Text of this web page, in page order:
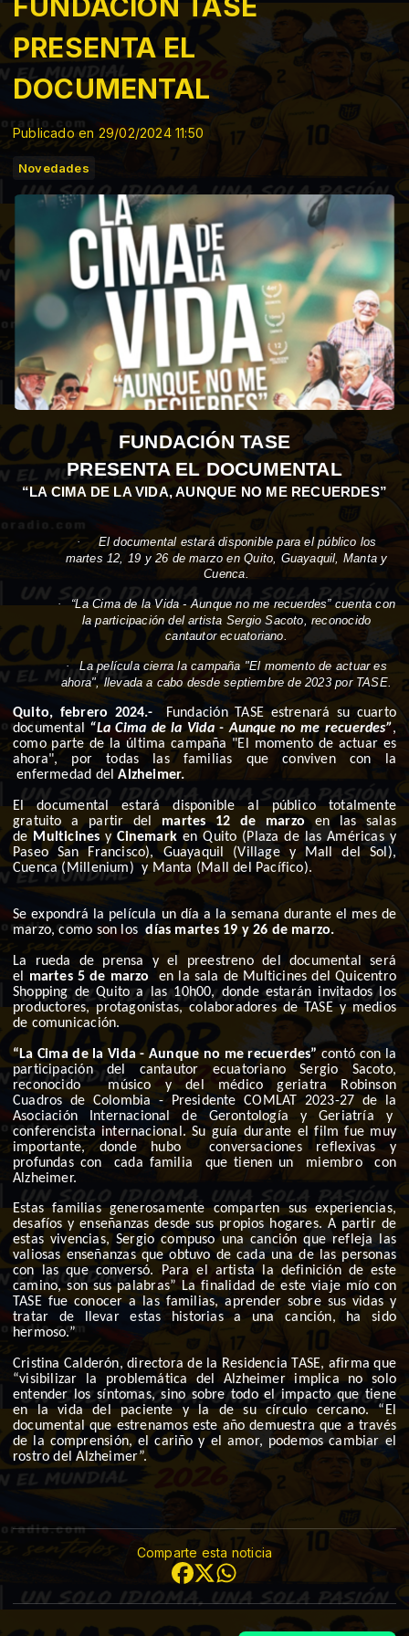
PRESENTA EL
DOCUMENTAL
Publicado en 29/02/2024 11:50
Novedades
FUNDACIÓN TASE
PRESENTA EL DOCUMENTAL
“LA CIMA DE LA VIDA, AUNQUE NO ME RECUERDES”
·
El documental estará disponible para el público los
martes 12, 19 y 26 de marzo en Quito, Guayaquil, Manta y
Cuenca.
·
“La Cima de la Vida - Aunque no me recuerdes” cuenta con
la participación del artista Sergio Sacoto, reconocido
cantautor ecuatoriano.
·
La película cierra la campaña "El momento de actuar es
ahora", llevada a cabo desde septiembre de 2023 por TASE.
Quito, febrero 2024.-
Fundación TASE estrenará su cuarto
documental “La Cima de la Vida - Aunque no me recuerdes”,
como parte de la última campaña "El momento de actuar es
ahora", por todas las familias que conviven con la
enfermedad delAlzheimer.
El documental estará disponible al público totalmente
gratuito a partir delmartes 12 de marzoen las salas
de MulticinesyCinemark en Quito (Plaza de las Américas y
Paseo San Francisco), Guayaquil (Village y Mall del Sol),
Cuenca (Millenium) y Manta (Mall del Pacífico).
Se expondrá la película un día a la semana durante el mes de
marzo, como son losdías martes 19 y 26 de marzo.
La rueda de prensa y el preestreno del documental será
el martes 5 de marzo en la sala de Multicines del Quicentro
Shopping de Quito a las 10h00, donde estarán invitados los
productores, protagonistas, colaboradores de TASE y medios
de comunicación.
“La Cima de la Vida - Aunque no me recuerdes” contó con la
participación del cantautor ecuatoriano Sergio Sacoto,
reconocido músico y del médicogeriatra Robinson
Cuadros de Colombia - Presidente COMLAT 2023-27 de la
Asociación Internacional de Gerontología y Geriatría y
conferencista internacional. Su guía durante el film fue muy
importante, donde hubo conversaciones reflexivas y
profundas con cada familia que tienen un miembro con
Alzheimer.
Estas familias generosamente comparten sus experiencias,
desafíos y enseñanzas desde sus propios hogares. A partir de
estas vivencias, Sergio compuso una canción que refleja las
valiosas enseñanzas que obtuvo de cada una de las personas
con las que conversó. Para el artista la definición de este
camino, son sus palabras” La finalidad de este viaje mío con
TASE fue conocer a las familias, aprender sobre sus vidas y
tratar de llevar estas historias a una canción, ha sido
hermoso.”
Cristina Calderón, directora de la Residencia TASE, afirma que
“visibilizar la problemática del Alzheimer implica no solo
entender los síntomas, sino sobre todo el impacto que tiene
en la vida del paciente y la de su círculo cercano. “El
documental que estrenamos este año demuestra que a través
de la comprensión, el cariño y el amor, podemos cambiar el
rostro del Alzheimer”.
Comparte esta noticia